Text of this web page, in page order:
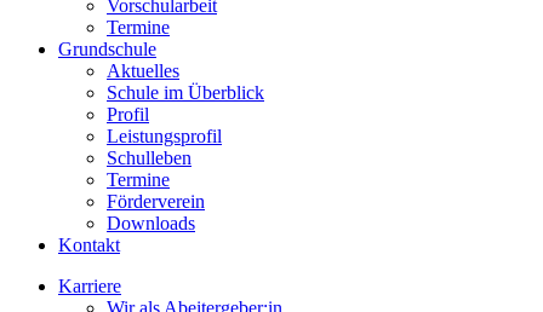
Vorschularbeit
Termine
Grundschule
Aktuelles
Schule im Überblick
Profil
Leistungsprofil
Schulleben
Termine
Förderverein
Downloads
Kontakt
Karriere
Wir als Abeitergeber:in